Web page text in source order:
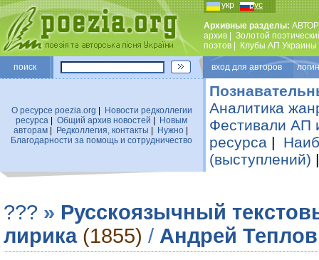
укр рус
Архивные разделы:
архив
Золотой
поэтов
Клубы АП Украины
поиск вход для авторов
О ресурсе poezia.org
Новости редколлегии
ресурса
Общий архив новостей
Новым
авторам| Редколлегия, контакты Нужно|
Благодарности за помощь и сотрудничество
Аналитика
Фестивали АП
ресурса |
(выступлений)
??? » Русскоязычный
лирика (1855) / Андрей Теплов